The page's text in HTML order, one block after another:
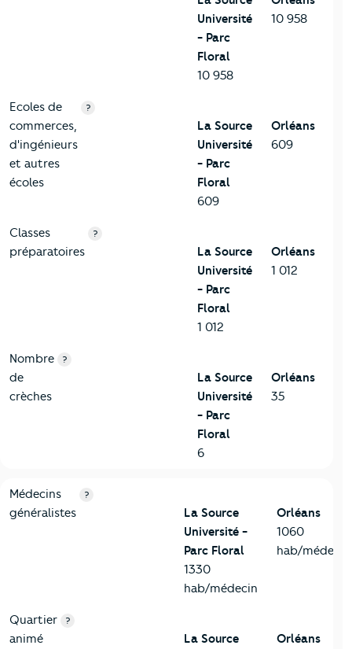
Université
- Parc
Floral
10 958
10 958
Ecoles de
commerces,
d'ingénieurs
et autres
écoles
?
La Source
Université
- Parc
Floral
609
Orléans
609
Classes
préparatoires
?
La Source
Université
- Parc
Floral
1 012
Orléans
1 012
Nombre
de
crèches
?
La Source
Université
- Parc
Floral
6
Orléans
35
5-Commerces
Critères La Source Université - Parc Floral
Médecins
généralistes
?
La Source
Université -
Parc Floral
1330
hab/médecin
Orléans
1060
hab/médecin
Quartier
animé
?
La Source
Orléans